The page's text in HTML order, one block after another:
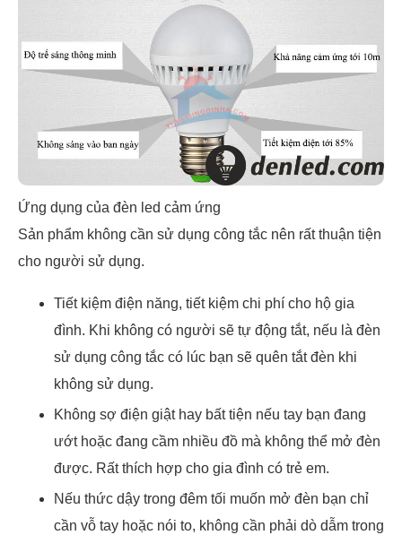
Ứng dụng của đèn led cảm ứng
Sản phẩm không cần sử dụng công tắc nên rất thuận tiện
cho người sử dụng.
Tiết kiệm điện năng, tiết kiệm chi phí cho hộ gia
đình. Khi không có người sẽ tự động tắt, nếu là đèn
sử dụng công tắc có lúc bạn sẽ quên tắt đèn khi
không sử dụng.
Không sợ điện giật hay bất tiện nếu tay bạn đang
ướt hoặc đang cầm nhiều đồ mà không thể mở đèn
được. Rất thích hợp cho gia đình có trẻ em.
Nếu thức dậy trong đêm tối muốn mở đèn bạn chỉ
cần vỗ tay hoặc nói to, không cần phải dò dẫm trong